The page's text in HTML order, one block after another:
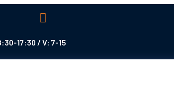

17:30 / V: 7-15